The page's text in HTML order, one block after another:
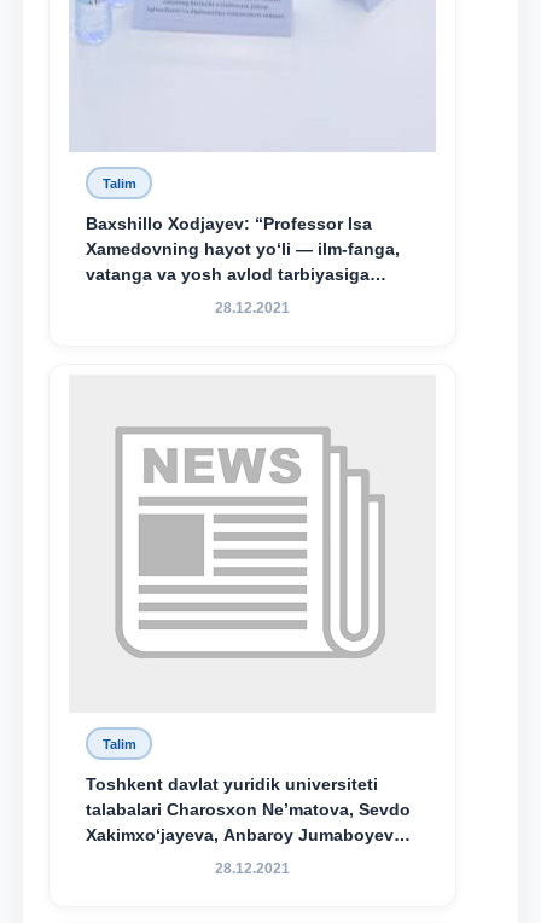
Talim
Baxshillo Xodjayev: “Professor Isa
Xamedovning hayot yo‘li — ilm-fanga,
vatanga va yosh avlod tarbiyasiga
sodiqlikning oliy namunasidir”.
28.12.2021
Talim
Toshkent davlat yuridik universiteti
talabalari Charosxon Ne’matova, Sevdo
Xakimxo‘jayeva, Anbaroy Jumaboyeva
hamda TDYU qoshidagi M.S.Vosiqova
28.12.2021